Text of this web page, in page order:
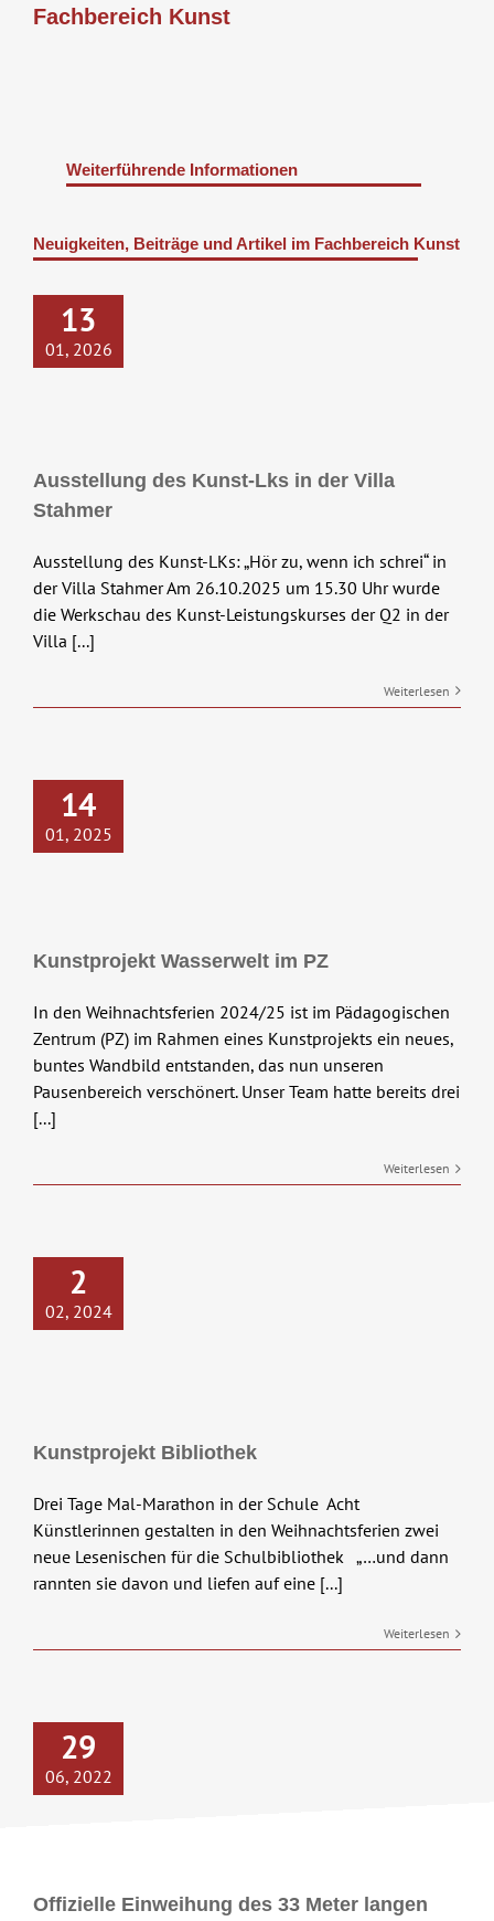
Fachbereich Kunst
Weiterführende Informationen
Neuigkeiten, Beiträge und Artikel im Fachbereich Kunst
13
01, 2026
Ausstellung des Kunst-Lks in der Villa
Stahmer
Ausstellung des Kunst-LKs: „Hör zu, wenn ich schrei“ in
der Villa Stahmer Am 26.10.2025 um 15.30 Uhr wurde
die Werkschau des Kunst-Leistungskurses der Q2 in der
Villa [...]
Weiterlesen
14
01, 2025
Kunstprojekt Wasserwelt im PZ
In den Weihnachtsferien 2024/25 ist im Pädagogischen
Zentrum (PZ) im Rahmen eines Kunstprojekts ein neues,
buntes Wandbild entstanden, das nun unseren
Pausenbereich verschönert. Unser Team hatte bereits drei
[...]
Weiterlesen
2
02, 2024
Kunstprojekt Bibliothek
Drei Tage Mal-Marathon in der Schule Acht
Künstlerinnen gestalten in den Weihnachtsferien zwei
neue Lesenischen für die Schulbibliothek „…und dann
rannten sie davon und liefen auf eine [...]
Weiterlesen
29
06, 2022
Offizielle Einweihung des 33 Meter langen